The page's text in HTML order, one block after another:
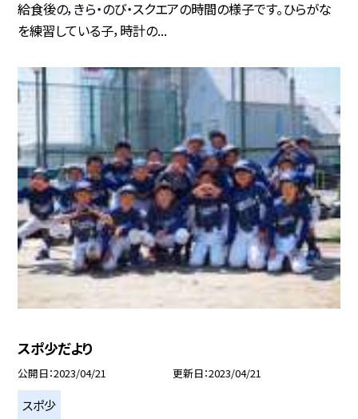
給食後の，きら・のび・スクエアの時間の様子です。ひらがな
を練習している子，時計の...
スポ少だより
公開日 2023/04/21 更新日 2023/04/21
スポ少